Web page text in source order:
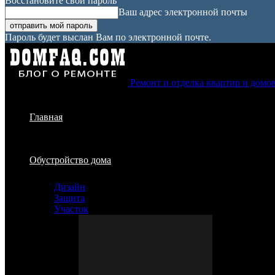
Ваш адрес электронной почты
Пароль будет выслан Вам по электронной почте.
Ремонт и отделка квартир и
Главная
Обустройство дома
Дизайн
Защита
Участок